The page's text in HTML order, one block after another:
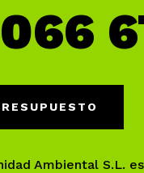
Ambiental S.L.